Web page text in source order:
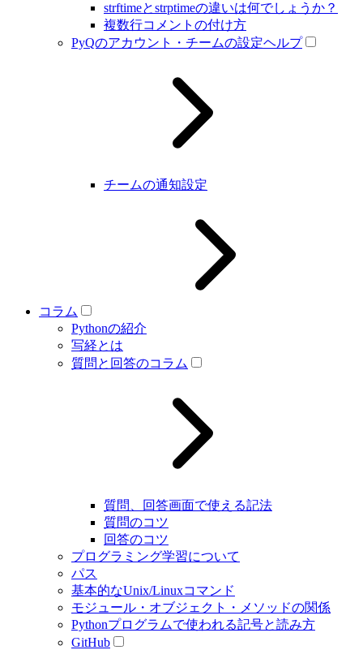
strftimeとstrptimeの違いは何でしょうか？
複数行コメントの付け方
PyQのアカウント・チームの設定ヘルプ
チームの通知設定
コラム
Pythonの紹介
写経とは
質問と回答のコラム
質問、回答画面で使える記法
質問のコツ
回答のコツ
プログラミング学習について
パス
基本的なUnix/Linuxコマンド
モジュール・オブジェクト・メソッドの関係
Pythonプログラムで使われる記号と読み方
GitHub